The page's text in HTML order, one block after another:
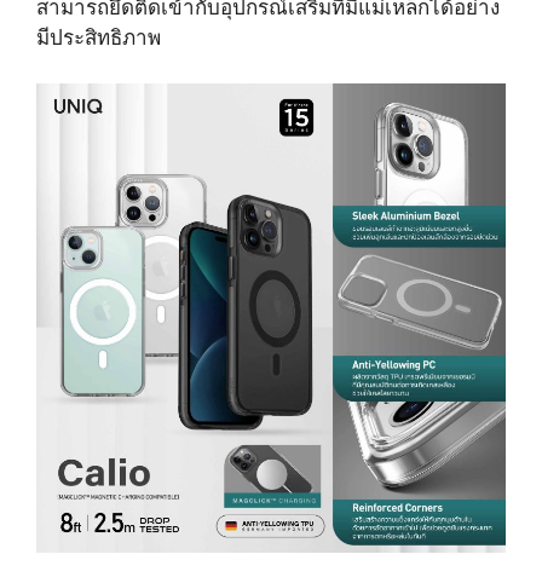
สามารถยึดติดเข้ากับอุปกรณ์เสริมที่มีแม่เหล็กได้อย่าง
มีประสิทธิภาพ